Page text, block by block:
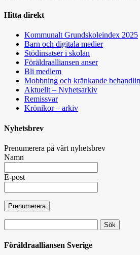
Hitta direkt
Kommunalt Grundskoleindex 2025
Barn och digitala medier
Stödinsatser i skolan
Föräldraalliansen anser
Bli medlem
Mobbning och kränkande
Aktuellt – Nyhetsarkiv
Remissvar
Krönikor – arkiv
Nyhetsbrev
Prenumerera på vårt nyhetsbrev
Namn
E-post
efter:
Föräldraalliansen Sverige